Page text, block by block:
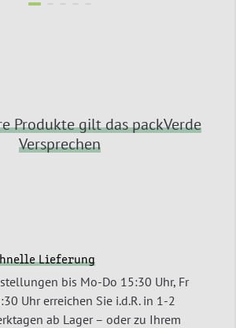
Produkte gilt das packVerde
Versprechen
Lieferung
bis Mo-Do 15:30 Uhr, Fr
Uhr erreichen Sie i.d.R. in 1-2
ab Lager – oder zu Ihrem